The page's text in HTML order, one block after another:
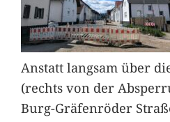
Anstatt langsam über
(rechts von der
Burg-Gräfenröder